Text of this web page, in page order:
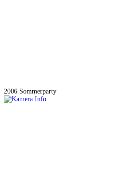
2006 Sommerparty